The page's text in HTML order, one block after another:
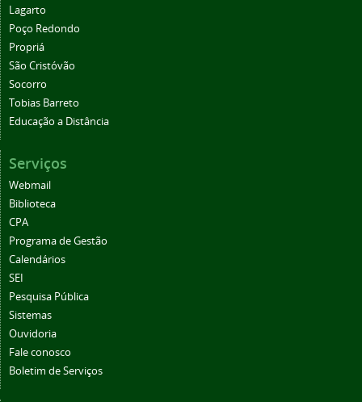
Lagarto
Poço Redondo
Propriá
São Cristóvão
Socorro
Tobias Barreto
Educação a Distância
Serviços
Webmail
Biblioteca
CPA
Programa de Gestão
Calendários
SEI
Pesquisa Pública
Sistemas
Ouvidoria
Fale conosco
Boletim de Serviços